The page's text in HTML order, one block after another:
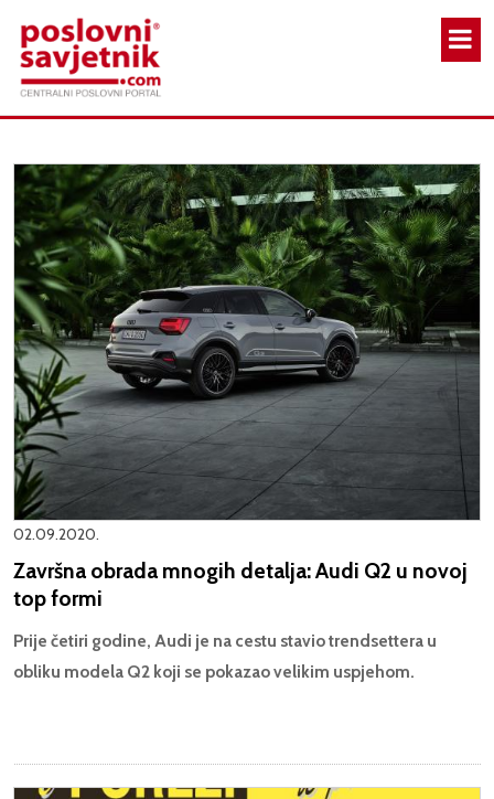
02.09.2020.
Završna obrada mnogih detalja: Audi Q2 u novoj
top formi
Prije četiri godine, Audi je na cestu stavio trendsettera u
obliku modela Q2 koji se pokazao velikim uspjehom.